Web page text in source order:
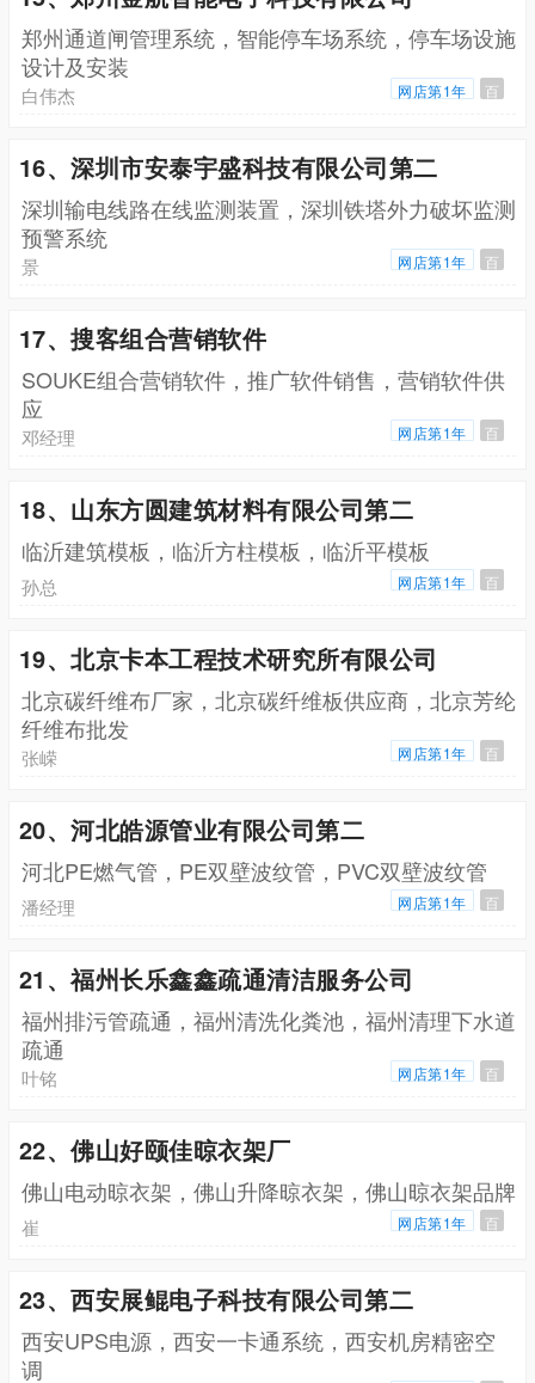
郑州通道闸管理系统，智能停车场系统，停车场设施
设计及安装
白伟杰 网店第1年 百
16、深圳市安泰宇盛科技有限公司第二
深圳输电线路在线监测装置，深圳铁塔外力破坏监测
预警系统
景 网店第1年 百
17、搜客组合营销软件
SOUKE组合营销软件，推广软件销售，营销软件供
应
邓经理 网店第1年 百
18、山东方圆建筑材料有限公司第二
临沂建筑模板，临沂方柱模板，临沂平模板
孙总 网店第1年 百
19、北京卡本工程技术研究所有限公司
北京碳纤维布厂家，北京碳纤维板供应商，北京芳纶
纤维布批发
张嵘 网店第1年 百
20、河北皓源管业有限公司第二
河北PE燃气管，PE双壁波纹管，PVC双壁波纹管
潘经理 网店第1年 百
21、福州长乐鑫鑫疏通清洁服务公司
福州排污管疏通，福州清洗化粪池，福州清理下水道
疏通
叶铭 网店第1年 百
22、佛山好颐佳晾衣架厂
佛山电动晾衣架，佛山升降晾衣架，佛山晾衣架品牌
崔 网店第1年 百
23、西安展鲲电子科技有限公司第二
西安UPS电源，西安一卡通系统，西安机房精密空
调